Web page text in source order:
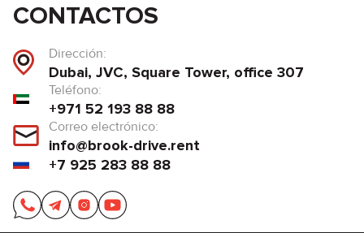
CONTACTOS
Dirección:
Dubai, JVC, Square Tower, office 307
Teléfono:
+971 52 193 88 88
Correo electrónico:
info@brook-drive.rent
+7 925 283 88 88